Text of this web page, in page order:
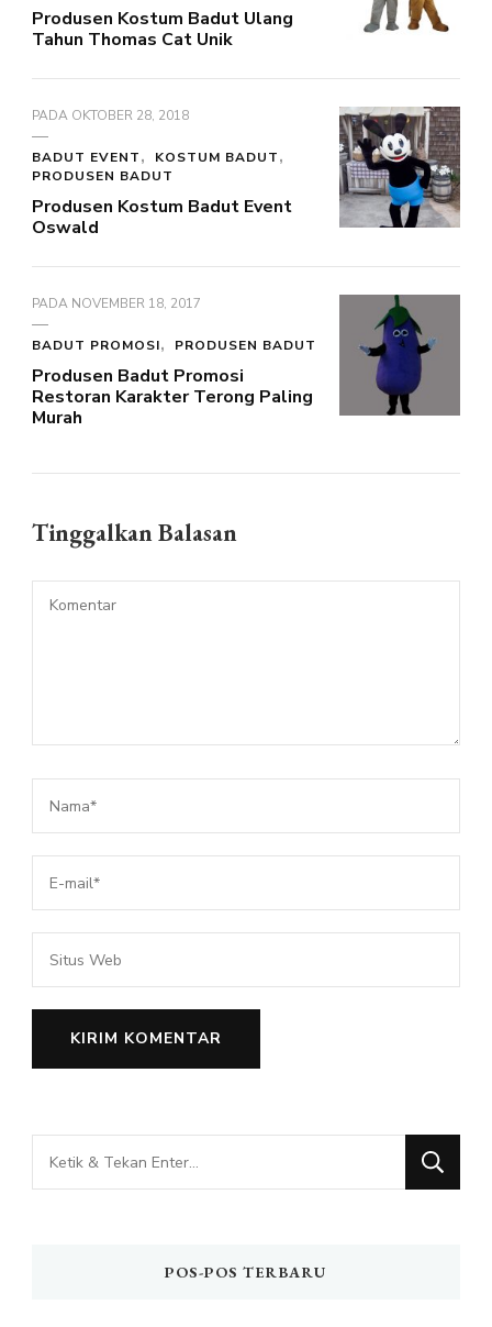
Produsen Kostum Badut Ulang
Tahun Thomas Cat Unik
PADA OKTOBER 28, 2018
BADUT EVENT
KOSTUM BADUT
PRODUSEN BADUT
Produsen Kostum Badut Event
Oswald
PADA NOVEMBER 18, 2017
BADUT PROMOSI PRODUSEN BADUT
Produsen Badut Promosi
Restoran Karakter Terong Paling
Murah
Tinggalkan Balasan
Mencari
Sesuatu?
POS-POS TERBARU